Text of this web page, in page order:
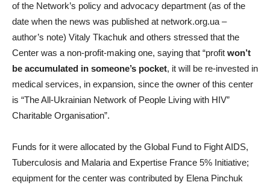
of the Network’s policy and advocacy department (as of the
date when the news was published at network.org.ua –
author’s note) Vitaly Tkachuk and others stressed that the
Center was a non-profit-making one, saying that “profit won’t
be accumulated in someone’s pocket, it will be re-invested in
medical services, in expansion, since the owner of this center
is “The All-Ukrainian Network of People Living with HIV”
Charitable Organisation”.
Funds for it were allocated by the Global Fund to Fight AIDS,
Tuberculosis and Malaria and Expertise France 5% Initiative;
equipment for the center was contributed by Elena Pinchuk